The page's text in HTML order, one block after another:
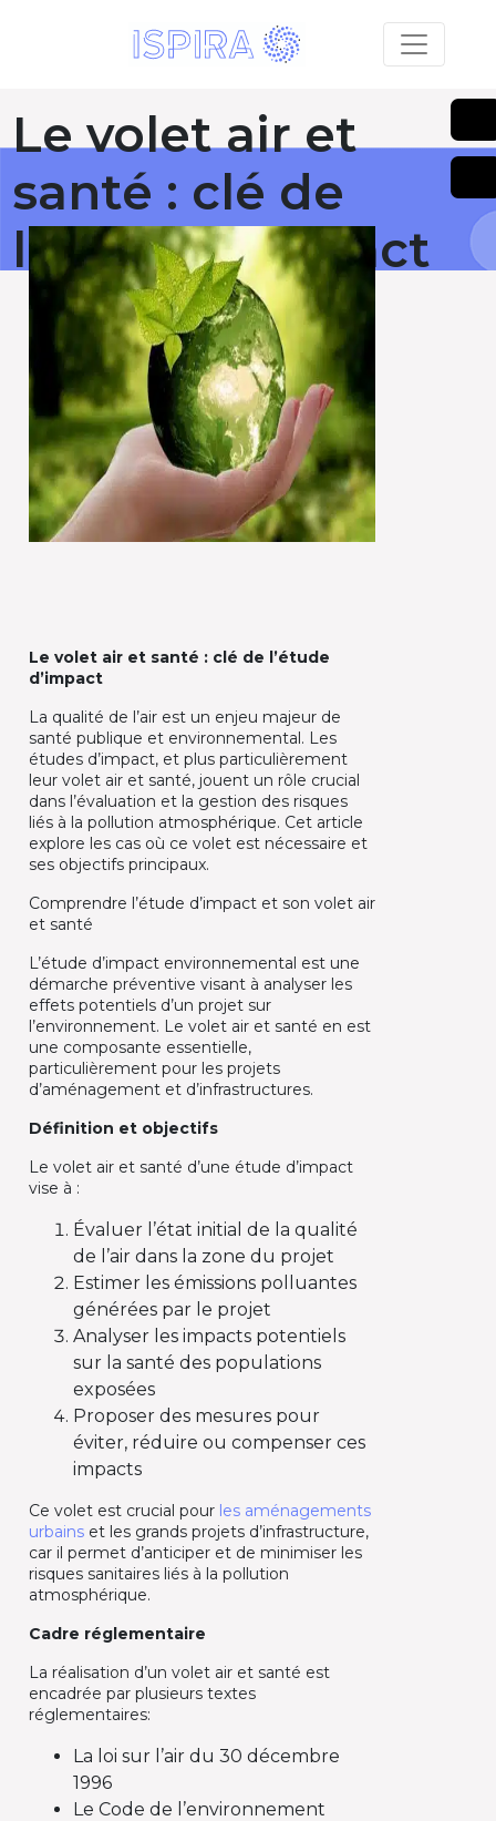
Le volet air et
santé : clé de
l’étude d’impact
Publié le 17 février 2025
Le volet air et santé : clé de l’étude
d’impact
La qualité de l’air est un enjeu majeur de
santé publique et environnemental. Les
études d’impact, et plus particulièrement
leur volet air et santé, jouent un rôle crucial
dans l’évaluation et la gestion des risques
liés à la pollution atmosphérique. Cet article
explore les cas où ce volet est nécessaire et
ses objectifs principaux.
Comprendre l’étude d’impact et son volet air
et santé
L’étude d’impact environnemental est une
démarche préventive visant à analyser les
effets potentiels d’un projet sur
l’environnement. Le volet air et santé en est
une composante essentielle,
particulièrement pour les projets
d’aménagement et d’infrastructures.
Définition et objectifs
Le volet air et santé d’une étude d’impact
vise à :
Évaluer l’état initial de la qualité
de l’air dans la zone du projet
Estimer les émissions polluantes
générées par le projet
Analyser les impacts potentiels
sur la santé des populations
exposées
Proposer des mesures pour
éviter, réduire ou compenser ces
impacts
Ce volet est crucial pour les aménagements
urbains et les grands projets d’infrastructure,
car il permet d’anticiper et de minimiser les
risques sanitaires liés à la pollution
atmosphérique.
Cadre réglementaire
La réalisation d’un volet air et santé est
encadrée par plusieurs textes
réglementaires:
La loi sur l’air du 30 décembre
1996
Le Code de l’environnement